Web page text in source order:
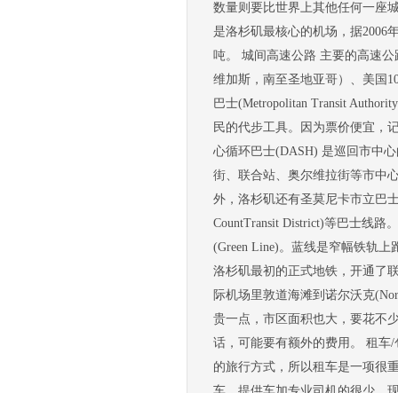
数量则要比世界上其他任何一座
是洛杉矶最核心的机场，据2006
吨。 城间高速公路 主要的高速
维加斯，南至圣地亚哥）、美国
巴士(Metropolitan Transit
民的代步工具。因为票价便宜，
心循环巴士(DASH) 是巡回市中
街、联合站、奥尔维拉街等市中
外，洛杉矶还有圣莫尼卡市立巴
CountTransit District)等巴士线路
(Green Line)。蓝线是窄幅铁轨
洛杉矶最初的正式地铁，开通了
际机场里敦道海滩到诺尔沃克
贵一点，市区面积也大，要花不
话，可能要有额外的费用。 租车
的旅行方式，所以租车是一项很